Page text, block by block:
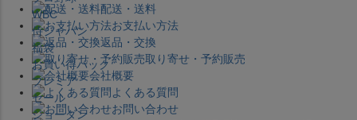
配送・送料
お支払い方法
返品・交換
取り寄せ・予約販売
会社概要
よくある質問
お問い合わせ
WBC
侍ジャパン
福袋
お買い得パック
プレミア
セール
ジョーダン